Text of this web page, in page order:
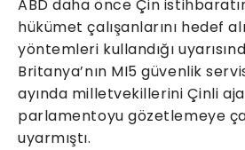
ABD daha önce Çin
hükümet çalışanlarını hedef
yöntemleri kullandığı
Britanya’nın MI5 güvenlik
ayında milletvekillerini Çinli
parlamentoyu gözetlemeye
uyarmıştı.